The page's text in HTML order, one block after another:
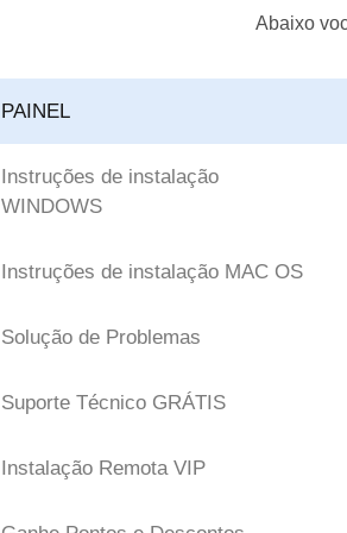
Abaixo
PAINEL
Instruções de instalação
WINDOWS
Instruções de instalação MAC OS
Solução de Problemas
Suporte Técnico GRÁTIS
Instalação Remota VIP